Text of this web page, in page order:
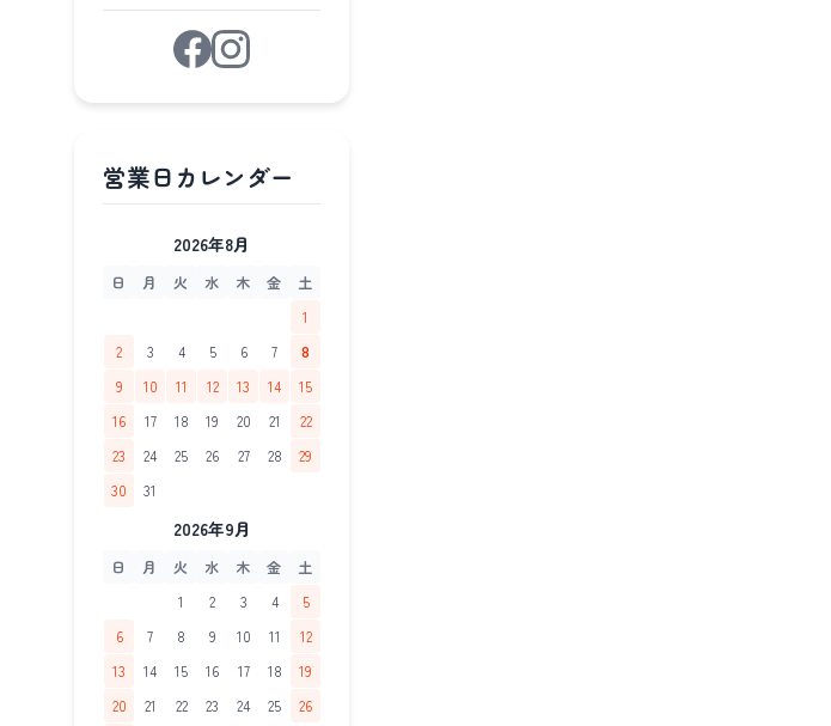
2026年8月
日 月 火 水 木 金
土
1
2
3 4 5 6 7
8
9
10 11 12 13 14
15
16
17 18 19 20 21
22
23
24 25 26 27 28
29
30
31
2026年9月
日 月 火 水 木 金
土
1
2 3 4
5
6
7 8 9 10 11
12
13
14 15 16 17 18
19
20
21 22 23 24 25
26